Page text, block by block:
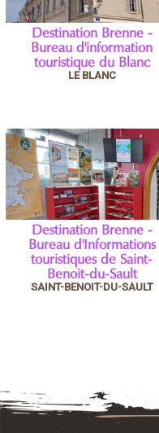
Destination Brenne -
Bureau d'information
touristique du Blanc
LE BLANC
Destination Brenne -
Bureau d'Informations
touristiques de Saint-
Benoit-du-Sault
SAINT-BENOIT-DU-SAULT